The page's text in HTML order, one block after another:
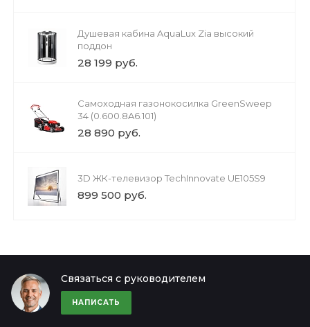
Душевая кабина AquaLux Zia высокий
поддон
28 199 руб.
Cамоходная газонокосилка GreenSweep
34 (0.600.8A6.101)
28 890 руб.
3D ЖК-телевизор TechInnovate UE105S9
899 500 руб.
Связаться с руководителем
НАПИСАТЬ